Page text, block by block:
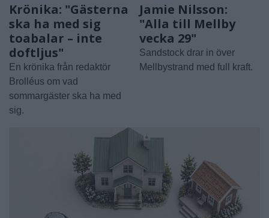
Krönika: "Gästerna
ska ha med sig
toabalar – inte
doftljus"
En krönika från redaktör
Brolléus om vad
sommargäster ska ha med
sig.
Jamie Nilsson:
"Alla till Mellby
vecka 29"
Sandstock drar in över
Mellbystrand med full kraft.